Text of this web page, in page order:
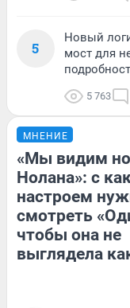
5
Новый
мост для
5 763
МНЕНИЕ
«Мы видим
Нолана»: с
настроем
смотреть
чтобы она не
выглядела